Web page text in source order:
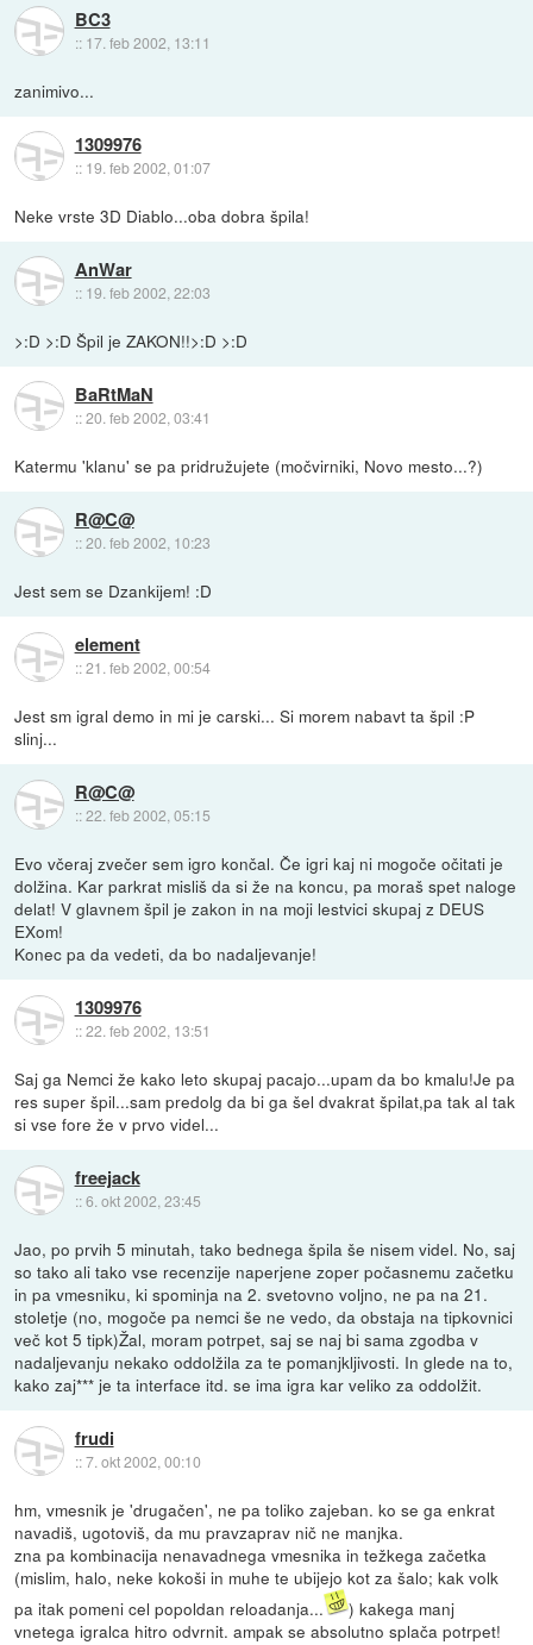
BC3
:: 17. feb 2002, 13:11
zanimivo...
1309976
:: 19. feb 2002, 01:07
Neke vrste 3D Diablo...oba dobra špila!
AnWar
:: 19. feb 2002, 22:03
>:D >:D Špil je ZAKON!!>:D >:D
BaRtMaN
::20. feb 2002, 03:41
Katermu 'klanu' se pa pridružujete (močvirniki, Novo mesto...?)
R@C@
::20. feb 2002, 10:23
Jest sem se Dzankijem! :D
element
::21. feb 2002, 00:54
Jest sm igral demo in mi je carski... Si morem nabavt ta špil :P
slinj...
R@C@
::22. feb 2002, 05:15
Evo včeraj zvečer sem igro končal. Če igri kaj ni mogoče očitati je
dolžina. Kar parkrat misliš da si že na koncu, pa moraš spet naloge
delat! V glavnem špil je zakon in na moji lestvici skupaj z DEUS
EXom!
Konec pa da vedeti, da bo nadaljevanje!
1309976
::22. feb 2002, 13:51
Saj ga Nemci že kako leto skupaj pacajo...upam da bo kmalu!Je pa
res super špil...sam predolg da bi ga šel dvakrat špilat,pa tak al tak
si vse fore že v prvo videl...
freejack
::6. okt 2002, 23:45
Jao, po prvih 5 minutah, tako bednega špila še nisem videl. No, saj
so tako ali tako vse recenzije naperjene zoper počasnemu začetku
in pa vmesniku, ki spominja na 2. svetovno voljno, ne pa na 21.
stoletje (no, mogoče pa nemci še ne vedo, da obstaja na tipkovnici
več kot 5 tipk)Žal, moram potrpet, saj se naj bi sama zgodba v
nadaljevanju nekako oddolžila za te pomanjkljivosti. In glede na to,
kako zaj*** je ta interface itd. se ima igra kar veliko za oddolžit.
frudi
::7. okt 2002, 00:10
hm, vmesnik je 'drugačen', ne pa toliko zajeban. ko se ga enkrat
navadiš, ugotoviš, da mu pravzaprav nič ne manjka.
zna pa kombinacija nenavadnega vmesnika in težkega začetka
(mislim, halo, neke kokoši in muhe te ubijejo kot za šalo; kak volk
pa itak pomeni cel popoldan reloadanja...
) kakega manj
vnetega igralca hitro odvrnit. ampak se absolutno splača potrpet!